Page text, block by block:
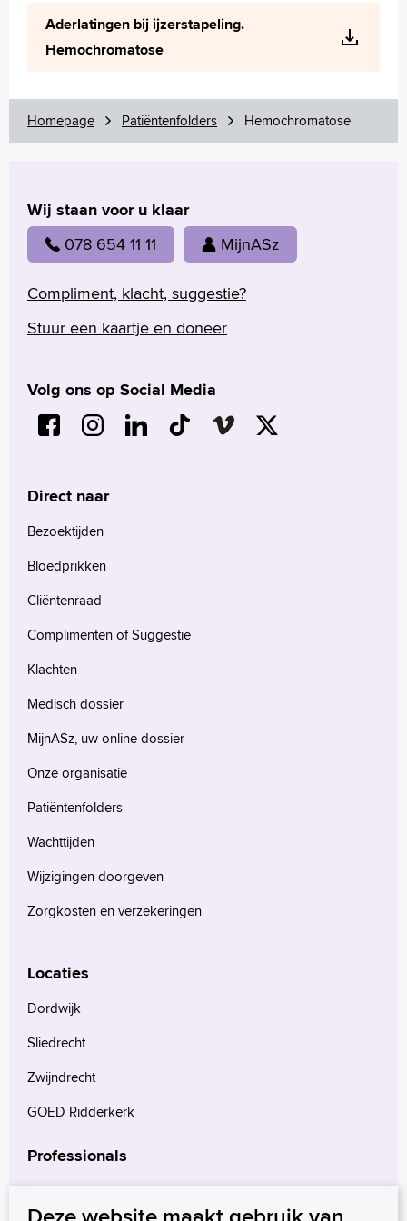
Zoeken
Polski
Türkçe
Arabisch
Aderlatingen bij ijzerstapeling.
Hemochromatose
Homepage Patiëntenfolders Hemochromatose
Wij staan voor u klaar
078 654 11 11 MijnASz
Compliment, klacht, suggestie?
Stuur een kaartje en doneer
Volg ons op Social Media
Direct naar
Bezoektijden
Bloedprikken
Cliëntenraad
Complimenten of Suggestie
Klachten
Medisch dossier
MijnASz, uw online dossier
Onze organisatie
Patiëntenfolders
Wachttijden
Wijzigingen doorgeven
Zorgkosten en verzekeringen
Locaties
Dordwijk
Sliedrecht
Zwijndrecht
GOED Ridderkerk
Professionals
Verwijzers